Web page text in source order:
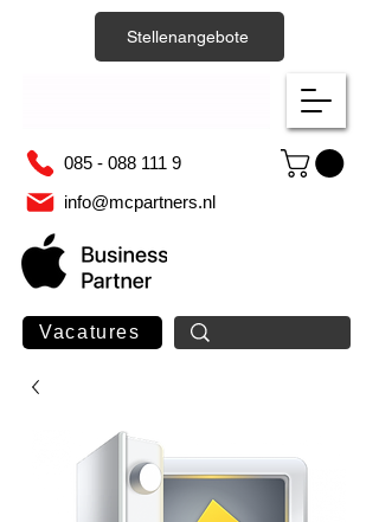
085 - 088 111 9
info@mcpartners.nl
Vacatures
Stellenangebote